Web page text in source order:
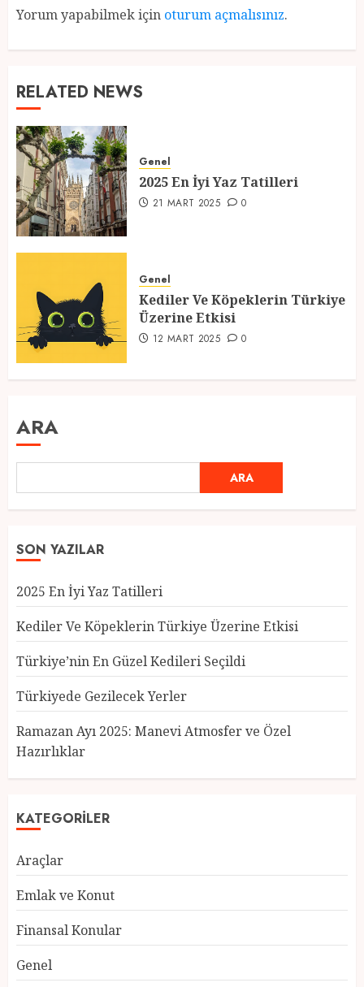
Yorum yapabilmek için oturum açmalısınız.
RELATED NEWS
Genel
2025 En İyi Yaz Tatilleri
21 MART 2025 0
Genel
Kediler Ve Köpeklerin Türkiye
Üzerine Etkisi
12 MART 2025 0
ARA
ARA
SON YAZILAR
2025 En İyi Yaz Tatilleri
Kediler Ve Köpeklerin Türkiye Üzerine Etkisi
Türkiye’nin En Güzel Kedileri Seçildi
Türkiyede Gezilecek Yerler
Ramazan Ayı 2025: Manevi Atmosfer ve Özel
Hazırlıklar
KATEGORILER
Araçlar
Emlak ve Konut
Finansal Konular
Genel
Türkiye’nin En Güzel Kedileri
Seçildi
4
Atmosfer ve Özel Hazırlıklar